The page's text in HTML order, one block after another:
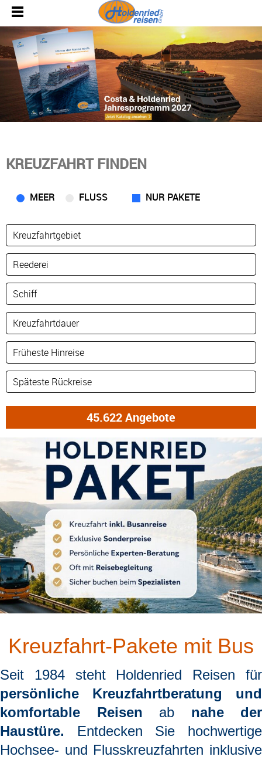
KREUZFAHRT FINDEN
MEER FLUSS NUR PAKETE
Kreuzfahrt-Pakete mit Bus
Seit 1984 steht Holdenried Reisen für
persönliche Kreuzfahrtberatung und
komfortable Reisen ab nahe der
Haustüre. Entdecken Sie hochwertige
Hochsee- und Flusskreuzfahrten inklusive